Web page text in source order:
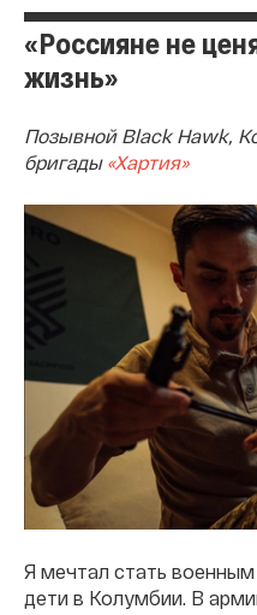
«Россияне не
жизнь»
Позывной Black Hawk,
бригады «Хартия»
Я мечтал стать
дети в Колумбии. В